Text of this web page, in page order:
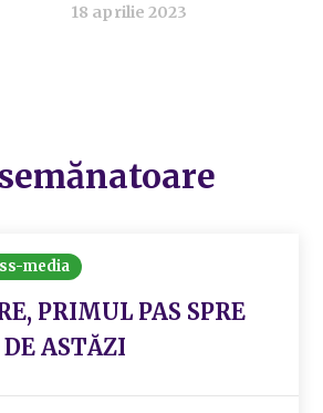
18 aprilie 2023
media
PRIMUL PAS SPRE
ASTĂZI